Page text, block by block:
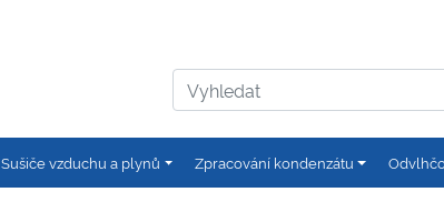
Sušiče vzduchu a plynů Zpracování kondenzátu